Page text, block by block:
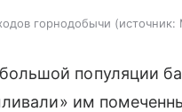
горнодобычи источник:
популяции
им